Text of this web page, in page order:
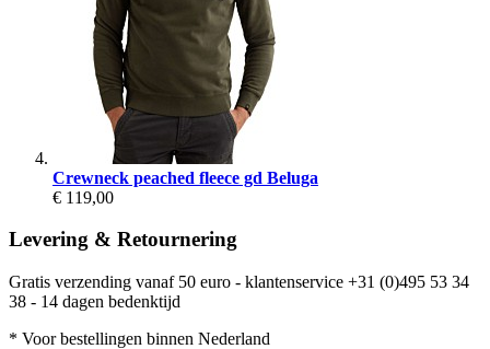
Crewneck peached fleece gd Beluga
€ 119,00
Levering & Retournering
Gratis verzending vanaf 50 euro - klantenservice +31 (0)495 53 34
38 - 14 dagen bedenktijd
* Voor bestellingen binnen Nederland